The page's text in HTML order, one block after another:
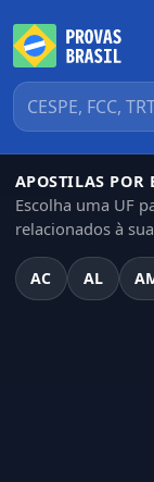
APOSTILAS POR
Escolha uma UF
relacionados à
AC AL